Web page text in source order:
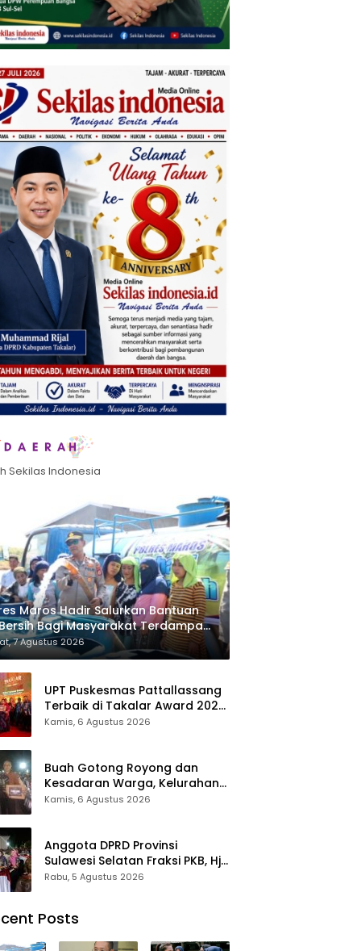
Sekilas Indonesia
Maros Hadir Salurkan Bantuan
Bagi Masyarakat Terdampak
Air Bersih Di Maros
7 Agustus 2026
UPT Puskesmas Pattallassang
Terbaik di Takalar Award 2026,
Bukti Komitmen Hadirkan
Kamis, 6 Agustus 2026
Buah Gotong Royong dan
Kesadaran Warga, Kelurahan
Patte’ne Menjadi Bintang
Kamis, 6 Agustus 2026
Anggota DPRD Provinsi
Sulawesi Selatan Fraksi PKB, Hj.
Fadilah Fahriana Hadiri Dan
Pengabdian Melalui Malam
Apresiasi dan Inovasi Award
Rabu, 5 Agustus 2026
Posts